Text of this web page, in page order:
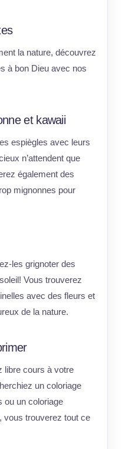
la nature, découvrez
à bon Dieu avec nos
et kawaii
espiègles avec leurs
n’attendent que
également des
mignonnes pour
les grignoter des
Vous trouverez
avec des fleurs et
de la nature.
libre cours à votre
un coloriage
ou un coloriage
vous trouverez tout ce